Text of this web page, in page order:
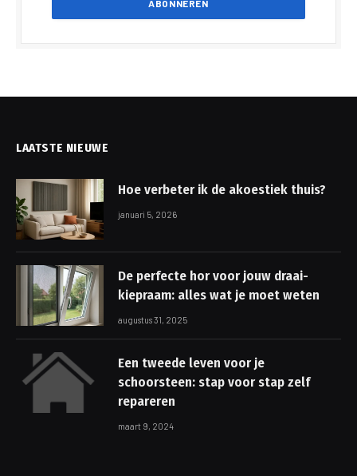
LAATSTE NIEUWE
Hoe verbeter ik de akoestiek thuis?
januari 5, 2026
De perfecte hor voor jouw draai-
kiepraam: alles wat je moet weten
augustus 31, 2025
Een tweede leven voor je
schoorsteen: stap voor stap zelf
repareren
maart 9, 2024